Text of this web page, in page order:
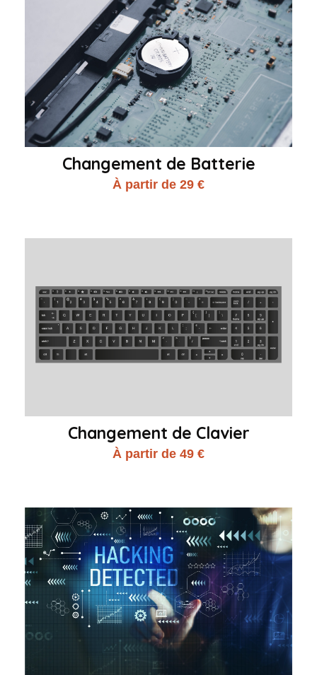
Changement de Batterie
À partir de 29 €
Changement de Clavier
À partir de 49 €